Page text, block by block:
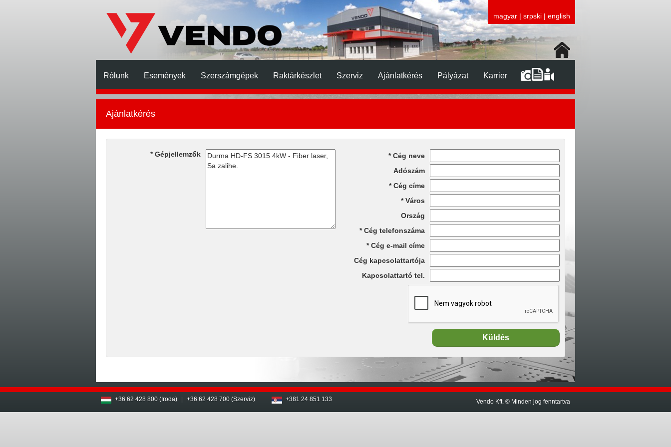
magyar | srpski | english
Rólunk Események Szerszámgépek Raktárkészlet Szerviz Ajánlatkérés Pályázat Karrier
Ajánlatkérés
Cég neve
Adószám
Cég címe
Város
Ország
Cég telefonszáma
Cég e-mail címe
Cég kapcsolattartója
Kapcsolattartó tel.
Gépjellemzők
+36 62 428 800 (Iroda) +36 62 428 700 (Szerviz) +381 24 851 133 Vendo Kft. © Minden jog fenntartva